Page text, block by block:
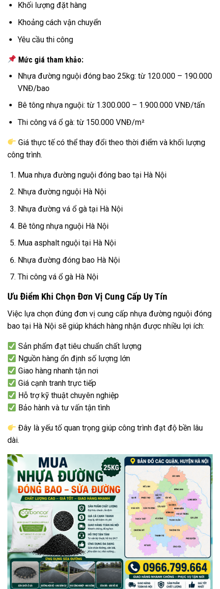
Khối lượng đặt hàng
Khoảng cách vận chuyển
Yêu cầu thi công
Mức giá tham khảo:
Nhựa đường nguội đóng bao 25kg: từ 120.000 – 190.000
VNĐ/bao
Bê tông nhựa nguội: từ 1.300.000 – 1.900.000 VNĐ/tấn
Thi công vá ổ gà: từ 150.000 VNĐ/m²
Giá thực tế có thể thay đổi theo thời điểm và khối lượng
công trình.
Mua nhựa đường nguội đóng bao tại Hà Nội
Nhựa đường nguội Hà Nội
Nhựa đường vá ổ gà tại Hà Nội
Bê tông nhựa nguội Hà Nội
Mua asphalt nguội tại Hà Nội
Nhựa đường đóng bao Hà Nội
Thi công vá ổ gà Hà Nội
Ưu Điểm Khi Chọn Đơn Vị Cung Cấp Uy Tín
Việc lựa chọn đúng đơn vị cung cấp nhựa đường nguội đóng
bao tại Hà Nội sẽ giúp khách hàng nhận được nhiều lợi ích:
Sản phẩm đạt tiêu chuẩn chất lượng
Nguồn hàng ổn định số lượng lớn
Giao hàng nhanh tận nơi
Giá cạnh tranh trực tiếp
Hỗ trợ kỹ thuật chuyên nghiệp
Bảo hành và tư vấn tận tình
Đây là yếu tố quan trọng giúp công trình đạt độ bền lâu
dài.